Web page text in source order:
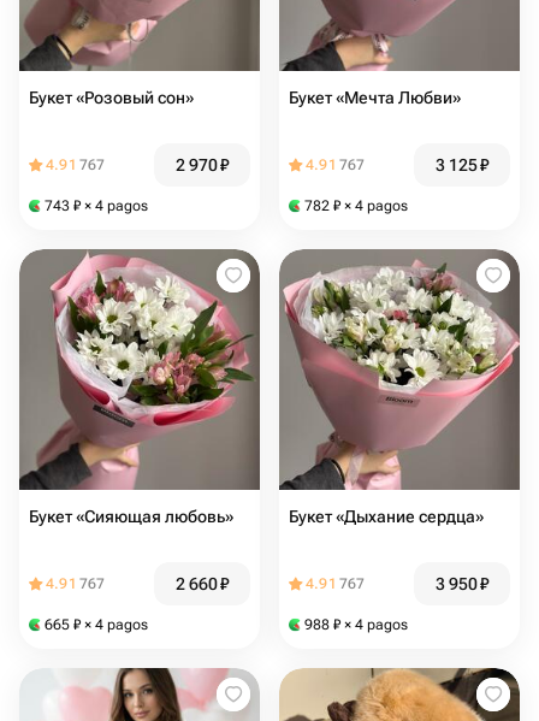
Букет «Розовый сон»
4.91 767 2 970₽
743 ₽ × 4 pagos
Букет «Мечта Любви»
4.91 767 3 125₽
782 ₽ × 4 pagos
Букет «Сияющая любовь»
4.91 767 2 660₽
665 ₽ × 4 pagos
Букет «Дыхание сердца»
4.91 767 3 950₽
988 ₽ × 4 pagos